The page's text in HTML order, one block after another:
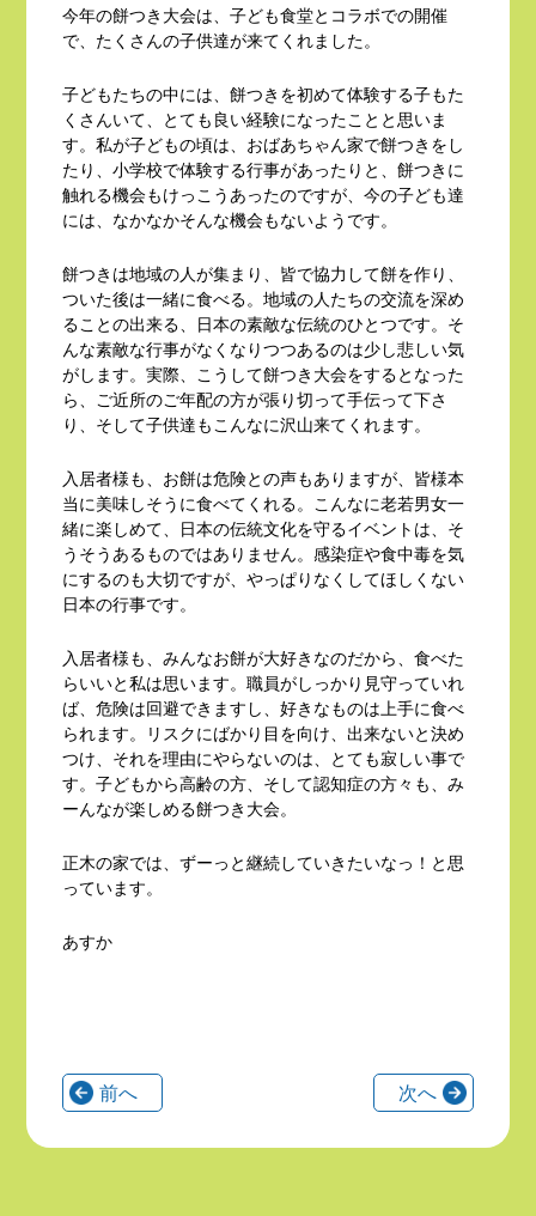
今年の餅つき大会は、子ども食堂とコラボでの開催
で、たくさんの子供達が来てくれました。
子どもたちの中には、餅つきを初めて体験する子もた
くさんいて、とても良い経験になったことと思いま
す。私が子どもの頃は、おばあちゃん家で餅つきをし
たり、小学校で体験する行事があったりと、餅つきに
触れる機会もけっこうあったのですが、今の子ども達
には、なかなかそんな機会もないようです。
餅つきは地域の人が集まり、皆で協力して餅を作り、
ついた後は一緒に食べる。地域の人たちの交流を深め
ることの出来る、日本の素敵な伝統のひとつです。そ
んな素敵な行事がなくなりつつあるのは少し悲しい気
がします。実際、こうして餅つき大会をするとなった
ら、ご近所のご年配の方が張り切って手伝って下さ
り、そして子供達もこんなに沢山来てくれます。
入居者様も、お餅は危険との声もありますが、皆様本
当に美味しそうに食べてくれる。こんなに老若男女一
緒に楽しめて、日本の伝統文化を守るイベントは、そ
うそうあるものではありません。感染症や食中毒を気
にするのも大切ですが、やっぱりなくしてほしくない
日本の行事です。
入居者様も、みんなお餅が大好きなのだから、食べた
らいいと私は思います。職員がしっかり見守っていれ
ば、危険は回避できますし、好きなものは上手に食べ
られます。リスクにばかり目を向け、出来ないと決め
つけ、それを理由にやらないのは、とても寂しい事で
す。子どもから高齢の方、そして認知症の方々も、み
ーんなが楽しめる餅つき大会。
正木の家では、ずーっと継続していきたいなっ！と思
っています。
あすか
前へ 次へ